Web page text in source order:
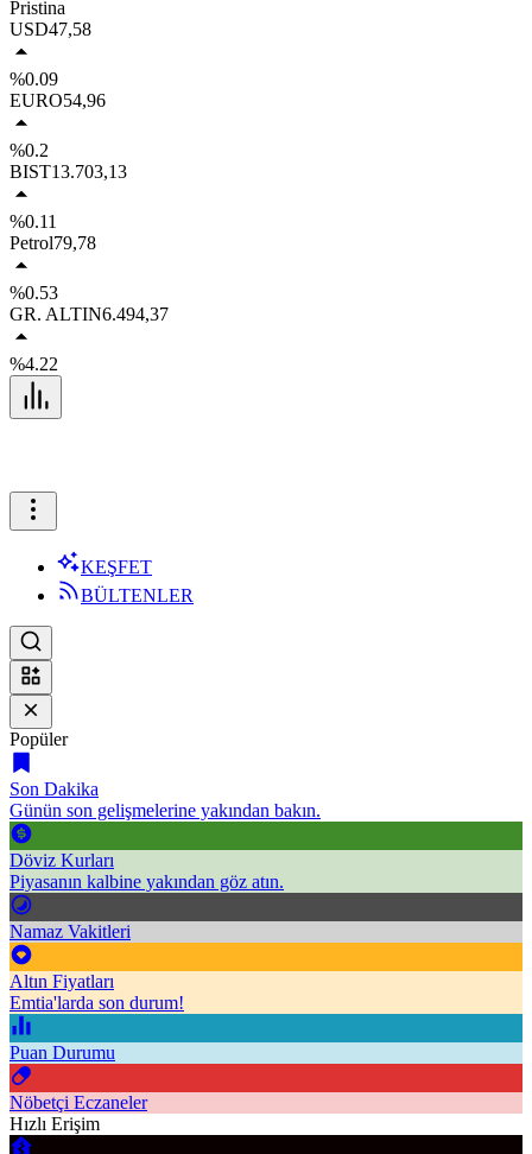
Pristina
USD47,58
%0.09
EURO54,96
%0.2
BIST13.703,13
%0.11
Petrol79,78
%0.53
GR. ALTIN6.494,37
%4.22
KEŞFET
BÜLTENLER
Popüler
Son Dakika
Günün son gelişmelerine yakından bakın.
Döviz Kurları
Piyasanın kalbine yakından göz atın.
Namaz Vakitleri
Altın Fiyatları
Emtia'larda son durum!
Puan Durumu
Nöbetçi Eczaneler
Hızlı Erişim